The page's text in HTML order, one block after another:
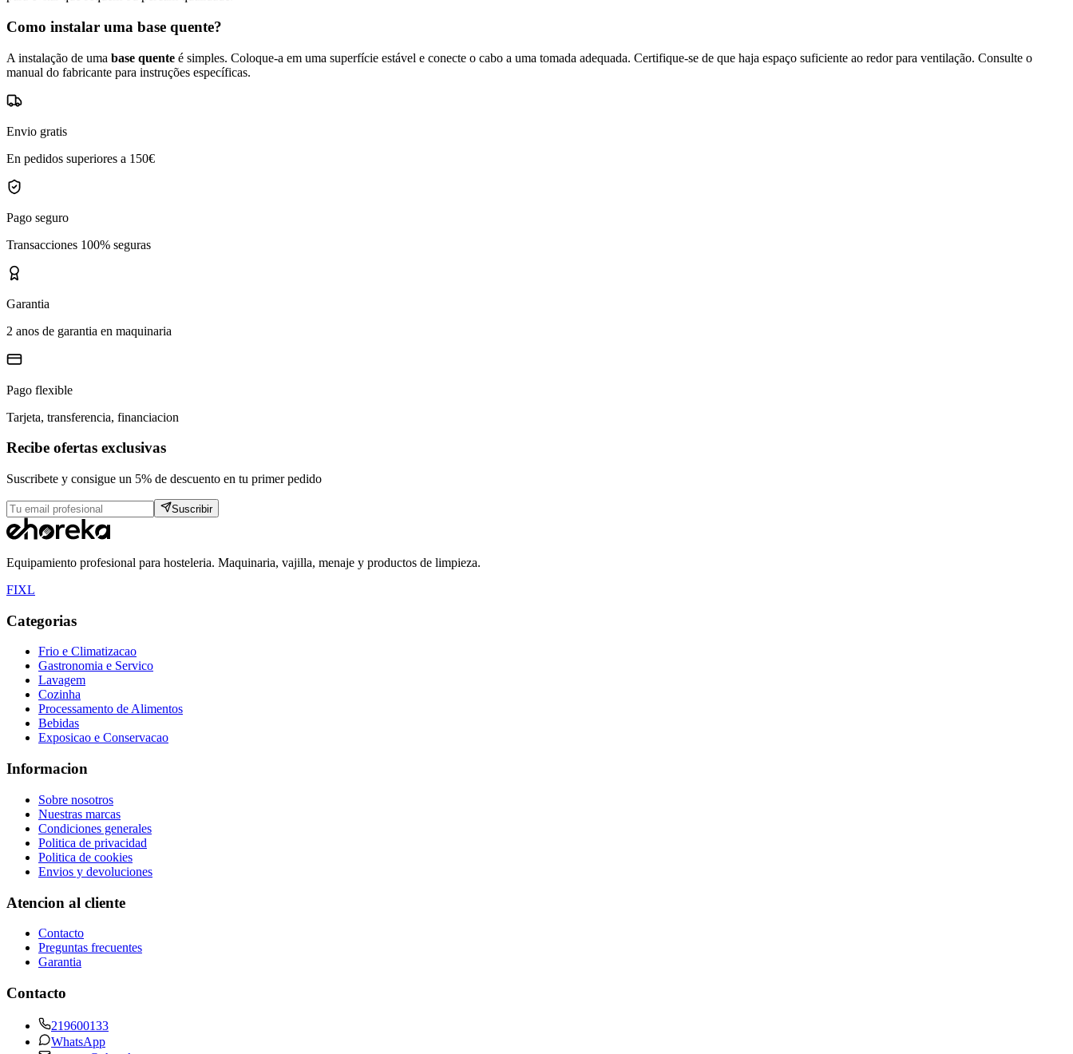
Como instalar uma base quente?
A instalação de uma base quente é simples. Coloque-a em uma superfície estável e conecte o cabo a uma tomada adequada. Certifique-se de que haja espaço suficiente ao redor para ventilação. Consulte o
manual do fabricante para instruções específicas.
Envio gratis
En pedidos superiores a 150€
Pago seguro
Transacciones 100% seguras
Garantia
2 anos de garantia en maquinaria
Pago flexible
Tarjeta, transferencia, financiacion
Recibe ofertas exclusivas
Suscribete y consigue un 5% de descuento en tu primer pedido
Suscribir
Equipamiento profesional para hosteleria. Maquinaria, vajilla, menaje y productos de limpieza.
FIXL
Categorias
Frio e Climatizacao
Gastronomia e Servico
Lavagem
Cozinha
Processamento de Alimentos
Bebidas
Exposicao e Conservacao
Informacion
Sobre nosotros
Nuestras marcas
Condiciones generales
Politica de privacidad
Politica de cookies
Envios y devoluciones
Atencion al cliente
Contacto
Preguntas frecuentes
Garantia
Contacto
219600133
WhatsApp